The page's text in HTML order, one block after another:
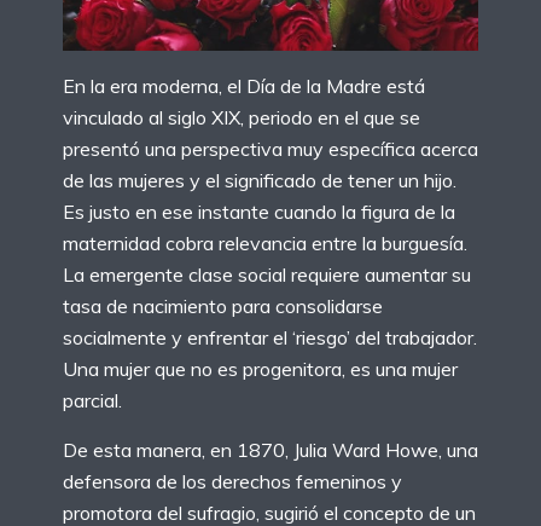
En la era moderna, el Día de la Madre está
vinculado al siglo XIX, periodo en el que se
presentó una perspectiva muy específica acerca
de las mujeres y el significado de tener un hijo.
Es justo en ese instante cuando la figura de la
maternidad cobra relevancia entre la burguesía.
La emergente clase social requiere aumentar su
tasa de nacimiento para consolidarse
socialmente y enfrentar el ‘riesgo’ del trabajador.
Una mujer que no es progenitora, es una mujer
parcial.
De esta manera, en 1870, Julia Ward Howe, una
defensora de los derechos femeninos y
promotora del sufragio, sugirió el concepto de un